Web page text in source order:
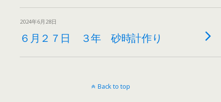
2024年6月28日
６月２７日 ３年 砂時計作り
Back to top